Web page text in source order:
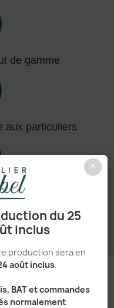
×
du 25
inclus
production sera en
août inclus.
BAT et commandes
normalement.
de gamme
aux particuliers